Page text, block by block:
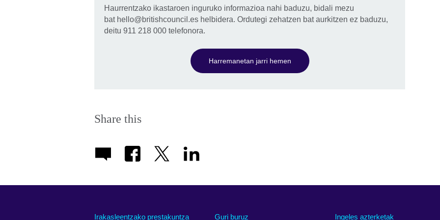
Haurrentzako ikastaroen inguruko informazioa nahi baduzu, bidali mezu
bat hello@britishcouncil.es helbidera. Ordutegi zehatzen bat aurkitzen ez baduzu,
deitu 911 218 000 telefonora.
Harremanetan jarri hemen
Share this
Irakasleentzako prestakuntza Guri buruz Ingeles azterketak